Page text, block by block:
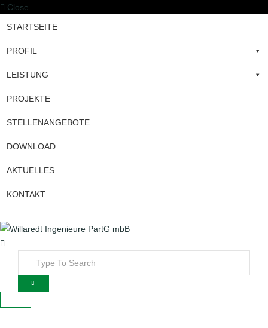
Close
STARTSEITE
PROFIL
LEISTUNG
PROJEKTE
STELLENANGEBOTE
DOWNLOAD
AKTUELLES
KONTAKT